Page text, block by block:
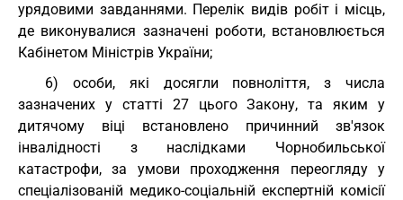
урядовими завданнями. Перелік видів робіт і місць,
де виконувалися зазначені роботи, встановлюється
Кабінетом Міністрів України;
6) особи, які досягли повноліття, з числа
зазначених у статті 27 цього Закону, та яким у
дитячому віці встановлено причинний зв'язок
інвалідності з наслідками Чорнобильської
катастрофи, за умови проходження переогляду у
спеціалізованій медико-соціальній експертній комісії